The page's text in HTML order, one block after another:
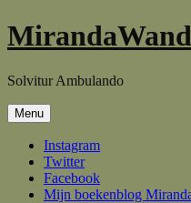
Solvitur Ambulando
Menu
Instagram
Twitter
Facebook
Mijn boekenblog